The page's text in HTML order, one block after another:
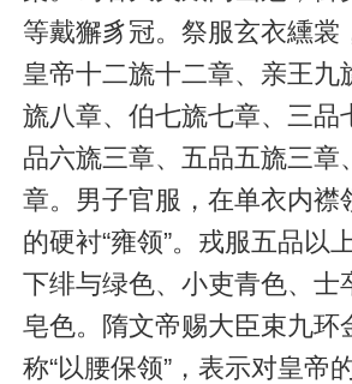
等戴獬豸冠。祭服玄衣纁裳
皇帝十二旒十二章、亲王九
旒八章、伯七旒七章、三品
品六旒三章、五品五旒三章
章。男子官服，在单衣内襟
的硬衬“雍领”。戎服五品以
下绯与绿色、小吏青色、士
皂色。隋文帝赐大臣束九环
称“以腰保领”，表示对皇帝